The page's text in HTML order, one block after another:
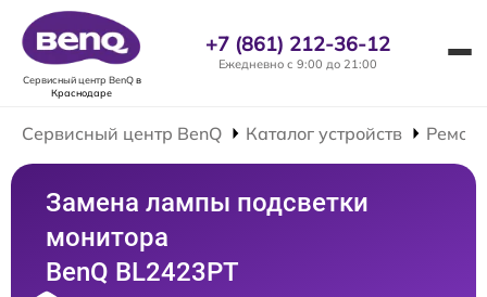
Сервисный центр BenQв
Краснодаре
+7 (861) 212-36-12
Ежедневно с 9:00 до 21:00
Сервисный центр BenQ Каталог устройств
Замена лампы подсветки
монитора
BenQ BL2423PT